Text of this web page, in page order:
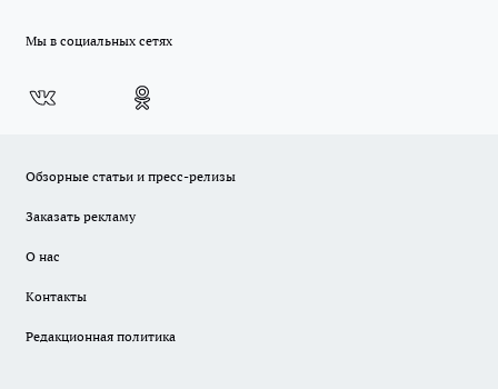
Мы в социальных сетях
Обзорные статьи и пресс-релизы
Заказать рекламу
О нас
Контакты
Редакционная политика